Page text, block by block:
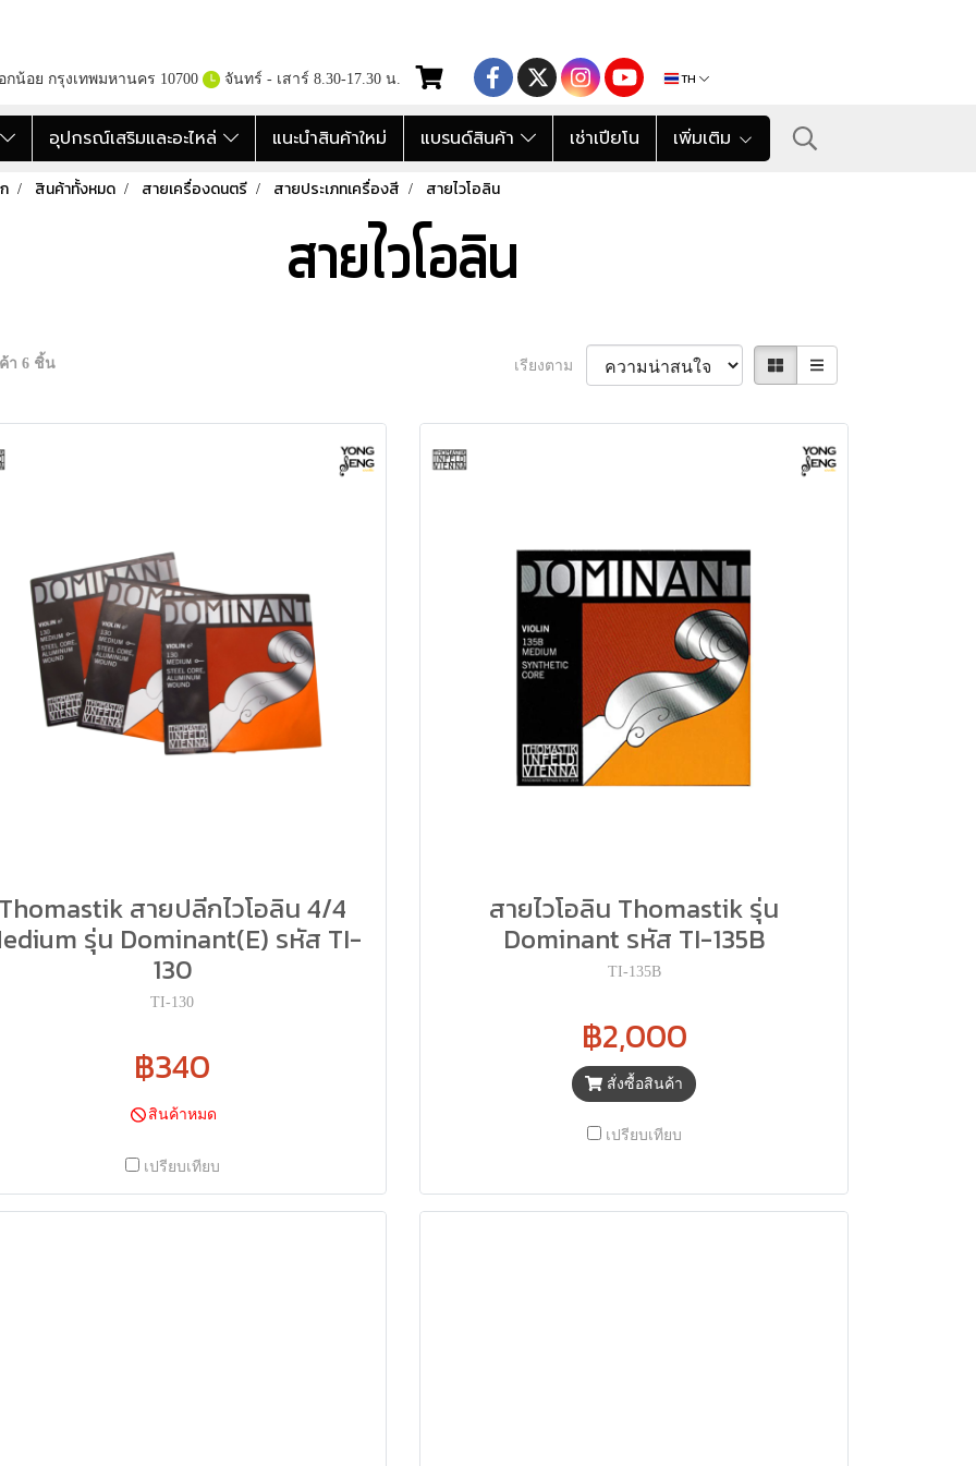
น้อย กรุงเทพมหานคร 10700 จันทร์ - เสาร์ 8.30-17.30 น. TH
อุปกรณ์เสริมและอะไหล่ แนะนำสินค้าใหม่ แบรนด์สินค้า เช่าเปียโน เพิ่มเติม
สินค้าทั้งหมด สายเครื่องดนตรี สายประเภทเครื่องสี สายไวโอลิน
สายไวโอลิน
า 6 ชิ้น เรียงตาม
สายปลีกไวโอลิน 4/4
รุ่น Dominant(E) รหัส TI-
130
TI-130
฿340
สินค้าหมด
เปรียบเทียบ
สายไวโอลิน Thomastik รุ่น
Dominant รหัส TI-135B
TI-135B
฿2,000
สั่งซื้อสินค้า
เปรียบเทียบ